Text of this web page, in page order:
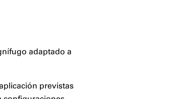
adaptado a
previstas